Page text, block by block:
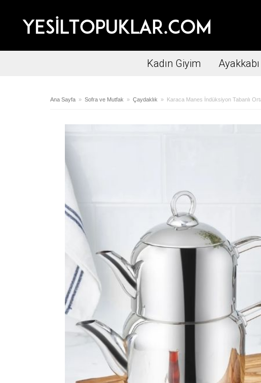
Kadın Giyim Ayakkabı
Ana Sayfa »Sofra ve Mutfak »Çaydaklık » Karaca Manes İndüksiyon Tabanlı